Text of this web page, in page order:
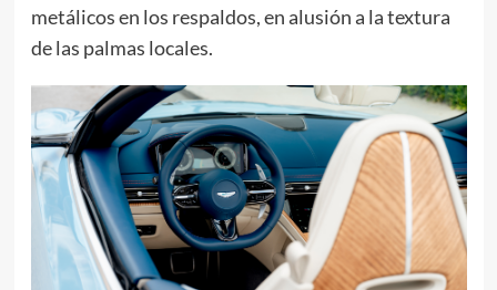
metálicos en los respaldos, en alusión a la textura
de las palmas locales.